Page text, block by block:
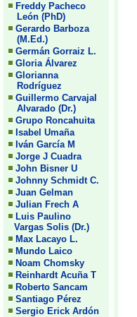
Freddy Pacheco
León (PhD)
Gerardo Barboza
(M.Ed.)
Germán Gorraiz L.
Gloria Álvarez
Glorianna
Rodríguez
Guillermo Carvajal
Alvarado (Dr.)
Grupo Roncahuita
Isabel Umaña
Iván García M
Jorge J Cuadra
John Bisner U
Johnny Schmidt C.
Juan Gelman
Julian Frech A
Luis Paulino
Vargas Solis (Dr.)
Max Lacayo L.
Mundo Laico
Noam Chomsky
Reinhardt Acuña T
Roberto Sancam
Santiago Pérez
Sergio Erick Ardón